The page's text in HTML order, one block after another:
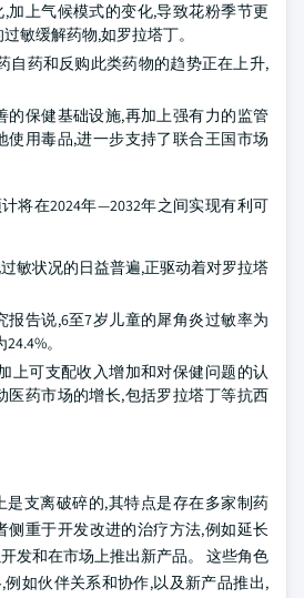
加上气候模式的变化,导致花粉季节更
敏缓解药物,如罗拉塔丁。
自药和反购此类药物的趋势正在上升,
的保健基础设施,再加上强有力的监管
使用毒品,进一步支持了联合王国市场
将在2024年—2032年之间实现有利可
敏状况的日益普遍,正驱动着对罗拉塔
报告说,6至7岁儿童的犀角炎过敏率为
。
上可支配收入增加和对保健问题的认
医药市场的增长,包括罗拉塔丁等抗西
是支离破碎的,其特点是存在多家制药
侧重于开发改进的治疗方法,例如延长
发和在市场上推出新产品。 这些角色
如伙伴关系和协作,以及新产品推出,